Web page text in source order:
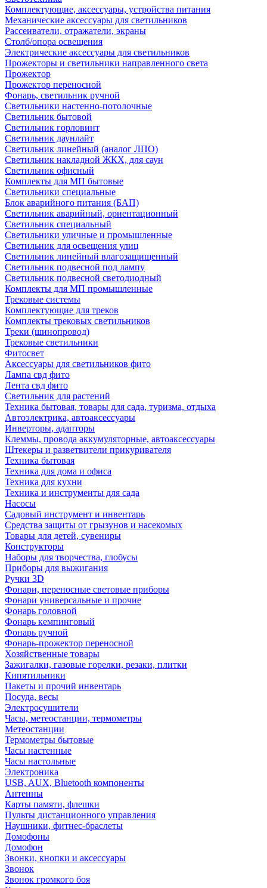
Комплектующие, аксессуары, устройства питания
Механические аксессуары для светильников
Рассеиватели, отражатели, экраны
Столб/опора освещения
Электрические аксессуары для светильников
Прожекторы и светильники направленного света
Прожектор
Прожектор переносной
Фонарь, светильник ручной
Светильники настенно-потолочные
Светильник бытовой
Светильник горловинт
Светильник даунлайт
Светильник линейный (аналог ЛПО)
Светильник накладной ЖКХ, для саун
Светильник офисный
Комплекты для МП бытовые
Светильники специальные
Блок аварийного питания (БАП)
Светильник аварийный, ориентационный
Светильник специальный
Светильники уличные и промышленные
Светильник для освещения улиц
Светильник линейный влагозащищенный
Светильник подвесной под лампу
Светильник подвесной светодиодный
Комплекты для МП промышленные
Трековые системы
Комплектующие для треков
Комплекты трековых светильников
Треки (шинопровод)
Трековые светильники
Фитосвет
Аксессуары для светильников фито
Лампа свд фито
Лента свд фито
Светильник для растений
Техника бытовая, товары для сада, туризма, отдыха
Автоэлектрика, автоаксессуары
Инверторы, адапторы
Клеммы, провода аккумуляторные, автоаксессуары
Штекеры и разветвители прикуривателя
Техника бытовая
Техника для дома и офиса
Техника для кухни
Техника и инструменты для сада
Насосы
Садовый инструмент и инвентарь
Средства защиты от грызунов и насекомых
Товары для детей, сувениры
Конструкторы
Наборы для творчества, глобусы
Приборы для выжигания
Ручки 3D
Фонари, переносные световые приборы
Фонари универсальные и прочие
Фонарь головной
Фонарь кемпинговый
Фонарь ручной
Фонарь-прожектор переносной
Хозяйственные товары
Зажигалки, газовые горелки, резаки, плитки
Кипятильники
Пакеты и прочий инвентарь
Посуда, весы
Электросушители
Часы, метеостанции, термометры
Метеостанции
Термометры бытовые
Часы настенные
Часы настольные
Электроника
USB, AUX, Bluetooth компоненты
Антенны
Карты памяти, флешки
Пульты дистанционного управления
Наушники, фитнес-браслеты
Домофоны
Домофон
Звонки, кнопки и аксессуары
Звонок
Звонок громкого боя